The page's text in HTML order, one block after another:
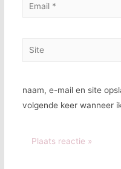
naam, e-mail en site
volgende keer wanneer